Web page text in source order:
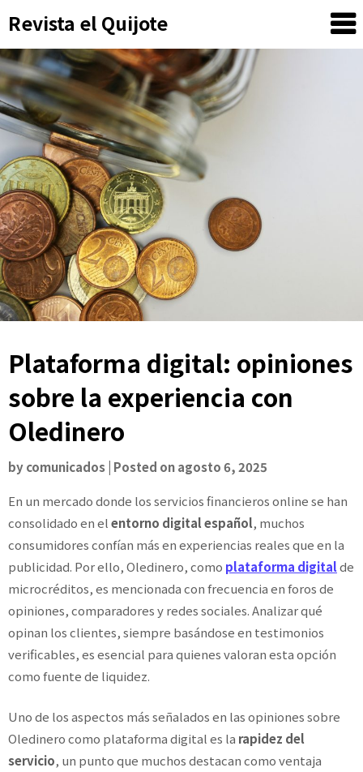
to
content
Revista el Quijote
Plataforma digital: opiniones
sobre la experiencia con
Oledinero
bycomunicados Posted onagosto 6, 2025
En un mercado donde los servicios financieros online se han
consolidado en elentorno digital español, muchos
consumidores confían más en experiencias reales que en la
publicidad. Por ello, Oledinero, como plataforma digitalde
microcréditos, es mencionada con frecuencia en foros de
opiniones, comparadores y redes sociales. Analizar qué
opinan los clientes, siempre basándose en testimonios
verificables, es esencial para quienes valoran esta opción
como fuente de liquidez.
Uno de los aspectos más señalados en las opiniones sobre
Oledinero como plataforma digital es la rapidez del
servicio, un punto que muchos destacan como ventaja